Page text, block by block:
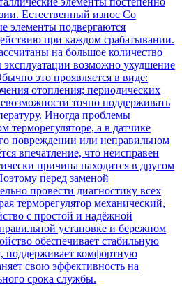
Естественный износ Со
элементы подвергаются
при каждом срабатывании.
на большое количество
эксплуатации возможно ухудшение
это проявляется в виде:
отопления; периодических
точно поддерживать
Иногда проблемы
терморегуляторе, а в датчике
повреждении или неправильном
впечатление, что неисправен
причина находится в другом
перед заменой
провести диагностику всех
терморегулятор механический,
с простой и надёжной
установке и бережном
обеспечивает стабильную
поддерживает комфортную
свою эффективность на
срока службы.